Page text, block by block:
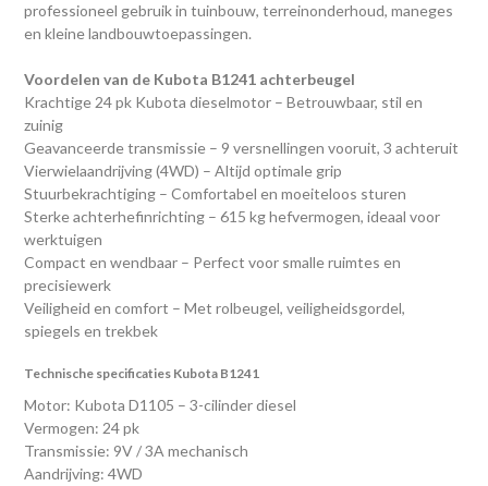
professioneel gebruik in tuinbouw, terreinonderhoud, maneges
en kleine landbouwtoepassingen.
Voordelen van de Kubota B1241 achterbeugel
Krachtige 24 pk Kubota dieselmotor – Betrouwbaar, stil en
zuinig
Geavanceerde transmissie – 9 versnellingen vooruit, 3 achteruit
Vierwielaandrijving (4WD) – Altijd optimale grip
Stuurbekrachtiging – Comfortabel en moeiteloos sturen
Sterke achterhefinrichting – 615 kg hefvermogen, ideaal voor
werktuigen
Compact en wendbaar – Perfect voor smalle ruimtes en
precisiewerk
Veiligheid en comfort – Met rolbeugel, veiligheidsgordel,
spiegels en trekbek
Technische specificaties Kubota B1241
Motor: Kubota D1105 – 3-cilinder diesel
Vermogen: 24 pk
Transmissie: 9V / 3A mechanisch
Aandrijving: 4WD